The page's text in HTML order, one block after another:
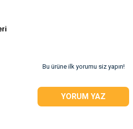
Bu ürüne ilk yorumu siz yapın!
YORUM YAZ